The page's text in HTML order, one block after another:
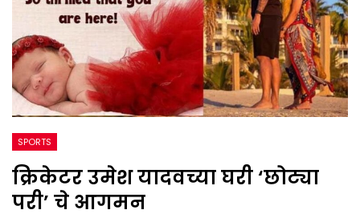
SPORTS
क्रिकेटर उमेश यादवच्या घरी ‘छोट्या
परी’ चे आगमन